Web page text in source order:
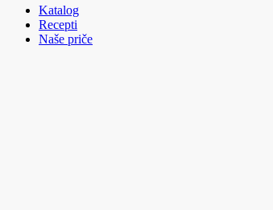
Katalog
Recepti
Naše priče